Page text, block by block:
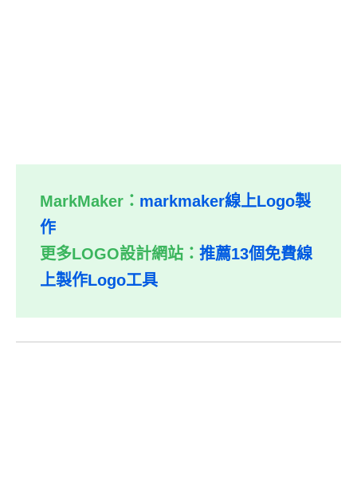
MarkMaker： markmaker線上Logo製
作
更多LOGO設計網站： 推薦13個免費線
上製作Logo工具